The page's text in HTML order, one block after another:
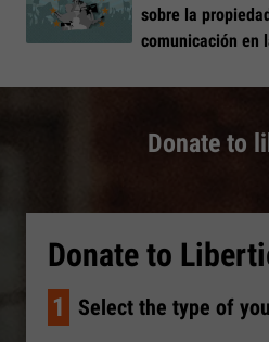
sobre la
comunicación en
Donate to
Donate to
1 Select the type of